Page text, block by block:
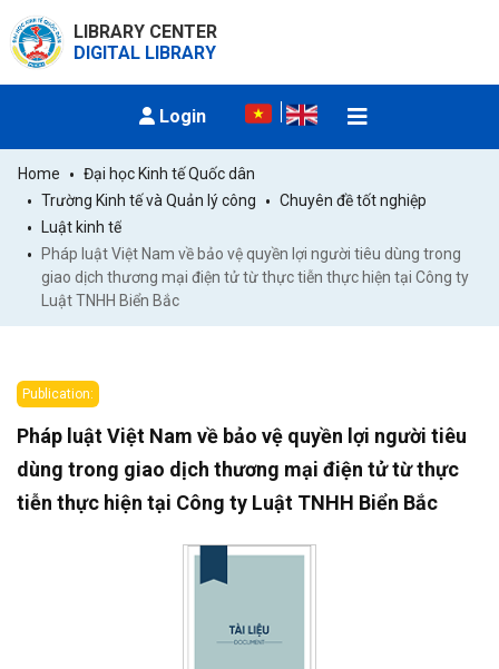
LIBRARY CENTER
DIGITAL LIBRARY
Login
Home
Đại học Kinh tế Quốc dân
Trường Kinh tế và Quản lý công
Chuyên đề tốt nghiệp
Luật kinh tế
Pháp luật Việt Nam về bảo vệ quyền lợi người tiêu dùng trong
giao dịch thương mại điện tử từ thực tiễn thực hiện tại Công ty
Luật TNHH Biển Bắc
Publication:
Pháp luật Việt Nam về bảo vệ quyền lợi người tiêu
dùng trong giao dịch thương mại điện tử từ thực
tiễn thực hiện tại Công ty Luật TNHH Biển Bắc